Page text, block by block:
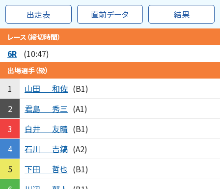
出走表 直前データ 結果
レース（締切時間）
6R (10:47)
出場選手（級）
1 山田 和佐 (B1)
2
君島 秀三 (A1)
3
白井 友晴 (B1)
4
石川 吉鎬 (A2)
5
下田 哲也 (B1)